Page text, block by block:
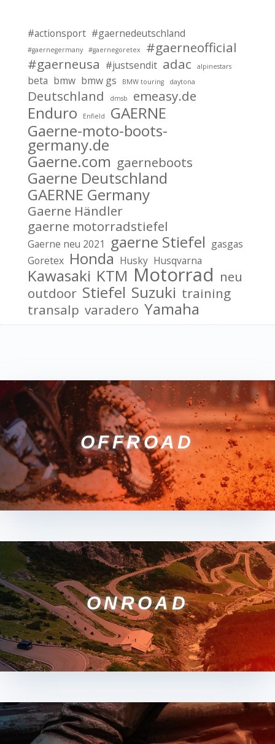
#actionsport #gaernedeutschland
#gaernegermany #gaernegoretex
#gaerneofficial
#gaerneusa #justsendit adac alpinestars
beta bmw bmw gs BMW touring daytona
Deutschland dmsb emeasy.de
Enduro Enfield
GAERNE
Gaerne-moto-boots-
germany.de
Gaerne.com gaerneboots
Gaerne Deutschland
GAERNE Germany
Gaerne Händler
gaerne motorradstiefel
Gaerne neu 2021 gaerne Stiefel gasgas
Goretex Honda Husky Husqvarna
Kawasaki KTM Motorrad neu
outdoor Stiefel Suzuki training
transalp varadero Yamaha
OFFROAD
ONROAD